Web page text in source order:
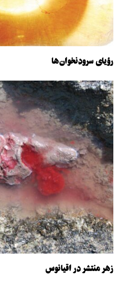
رؤیای سرودنخوان‌ها
زهر منتشر در اقیانوس